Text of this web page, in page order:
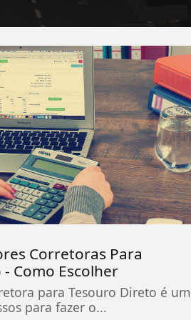
Corretoras Para
Como Escolher
para Tesouro Direto é um
para fazer o...